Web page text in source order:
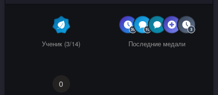
Ученик (3/14) Последние медали
0